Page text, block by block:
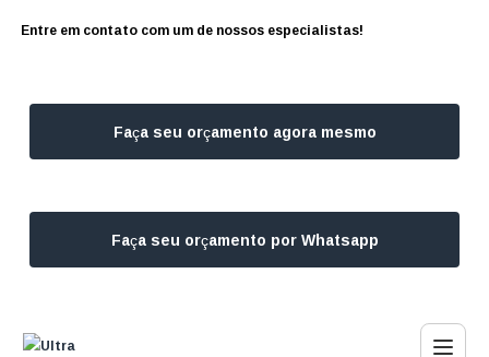
Entre em contato com um de nossos especialistas!
Faça seu orçamento agora mesmo
Faça seu orçamento por Whatsapp